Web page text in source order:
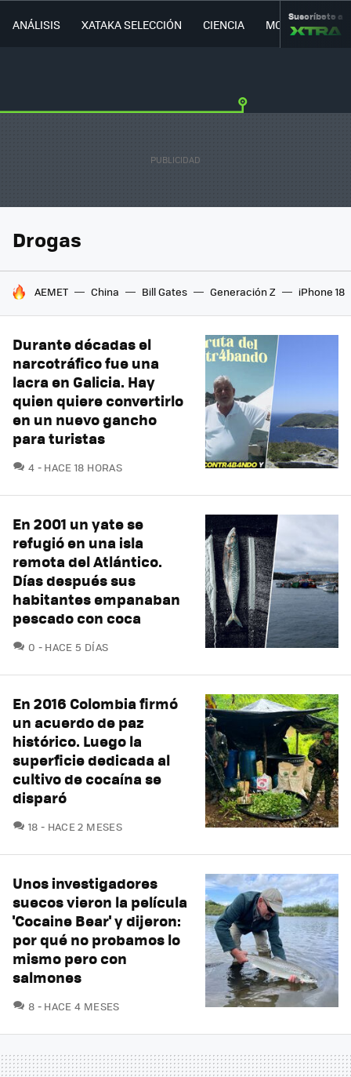
ANÁLISIS XATAKA SELECCIÓN CIENCIA MOVILIDAD
Suscríbete a
Drogas
HOY SE HABLA DE
AEMET China Bill Gates Generación Z iPhone 18
Durante décadas el
narcotráfico fue una
lacra en Galicia. Hay
quien quiere convertirlo
en un nuevo gancho
para turistas
4 COMENTARIOS
HACE 18 HORAS
En 2001 un yate se
refugió en una isla
remota del Atlántico.
Días después sus
habitantes empanaban
pescado con coca
0 COMENTARIOS
HACE 5 DÍAS
En 2016 Colombia firmó
un acuerdo de paz
histórico. Luego la
superficie dedicada al
cultivo de cocaína se
disparó
18 COMENTARIOS
HACE 2 MESES
Unos investigadores
suecos vieron la película
'Cocaine Bear' y dijeron:
por qué no probamos lo
mismo pero con
salmones
8 COMENTARIOS
HACE 4 MESES